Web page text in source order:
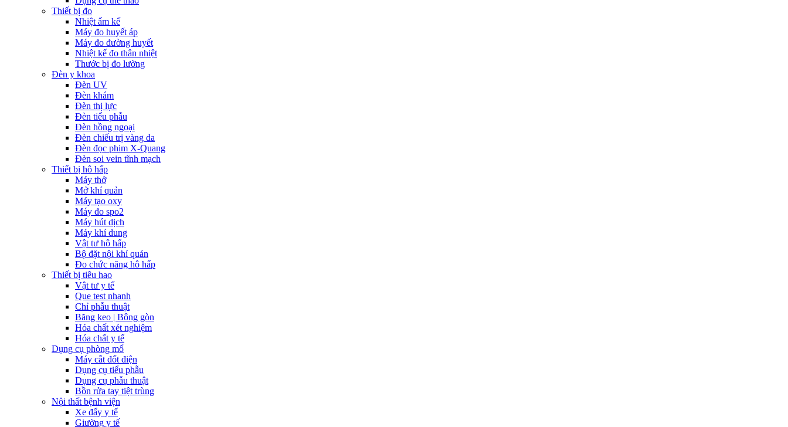
Thiết bị đo
Nhiệt ẩm kế
Máy đo huyết áp
Máy đo đường huyết
Nhiệt kế đo thân nhiệt
Thước bị đo lường
Đèn y khoa
Đèn UV
Đèn khám
Đèn thị lực
Đèn tiểu phẫu
Đèn hồng ngoại
Đèn chiếu trị vàng da
Đèn đọc phim X-Quang
Đèn soi vein tĩnh mạch
Thiết bị hô hấp
Máy thở
Mở khí quản
Máy tạo oxy
Máy đo spo2
Máy hút dịch
Máy khí dung
Vật tư hô hấp
Bộ đặt nội khí quản
Đo chức năng hô hấp
Thiết bị tiêu hao
Vật tư y tế
Que test nhanh
Chỉ phẫu thuật
Băng keo | Bông gòn
Hóa chất xét nghiệm
Hóa chất y tế
Dụng cụ phòng mổ
Máy cắt đốt điện
Dụng cụ tiểu phẫu
Dụng cụ phẫu thuật
Bồn rửa tay tiệt trùng
Nội thất bệnh viện
Xe đẩy y tế
Giường y tế